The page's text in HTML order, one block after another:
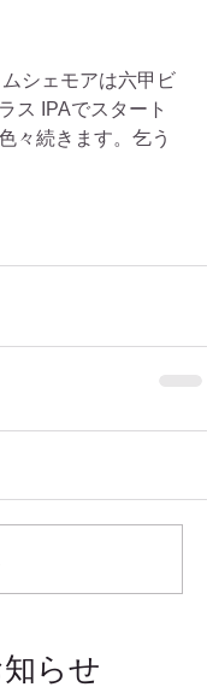
シェモアは六甲ビ
ス IPAでスタート
々続きます。乞う
らせ